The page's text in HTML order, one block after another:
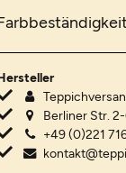
Berliner Str.
+49 (0)221